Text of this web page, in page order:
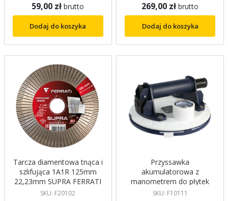
59,00 zł brutto
Dodaj do koszyka
269,00 zł brutto
Dodaj do koszyka
Tarcza diamentowa tnąca i
szlifująca 1A1R 125mm
22,23mm SUPRA FERRATI
SKU: F20102
Przyssawka
akumulatorowa z
manometrem do płytek
VENTO MANO + FERRATI
SKU: F10111